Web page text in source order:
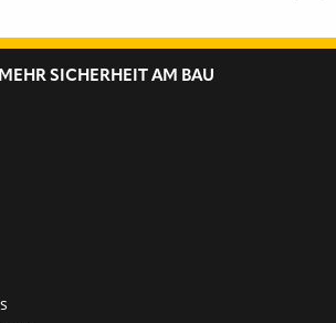
SICHERHEIT AM BAU